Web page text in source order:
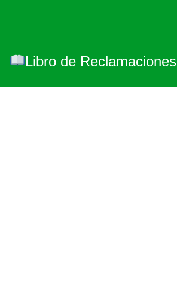
Libro de Reclamaciones